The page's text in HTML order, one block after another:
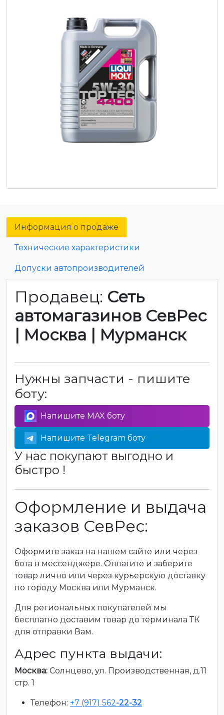
Информация о продаже
Технические характеристики
Допуски автопроизводителей
Продавец: Сеть
автомагазинов СевРес
| Москва | Мурманск
Нужны запчасти - пишите
боту:
Напишите MAX боту
Напишите Telegram боту
У нас покупают выгодно и
быстро !
Оформление и выдача
заказов СевРес:
Оформите заказ на нашем сайте или через
бота в мессенджере. Оплатите и заберите
товар лично или через курьерскую доставку
по городу Москва или Мурманск.
Для региональных покупателей мы
бесплатно доставим товар до терминала ТК
для отправки Вам.
Адрес пункта выдачи:
Москва: Солнцево, ул. Производственная, д.11
стр. 1
Телефон: +7 (917) 562-22-32